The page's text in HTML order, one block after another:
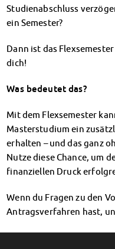
Mensa-FAQs
CampusCatering
AnsprechpartnerInnen
Wohnen
Wohnheime in
Wohnheime in
Wohnheimantrag & -
MIT einander – FÜR
Wohnheimtutoren
Schadensmeldung
Dokumente
AnsprechpartnerInnen
Studienabschluss
ein Semester?
Dann ist das
dich!
Was bedeutet das?
Mit dem Flexsemester
Masterstudium ein
erhalten – und das ganz
Nutze diese Chance, um
finanziellen Druck
Wenn du Fragen zu den
Antragsverfahren hast,